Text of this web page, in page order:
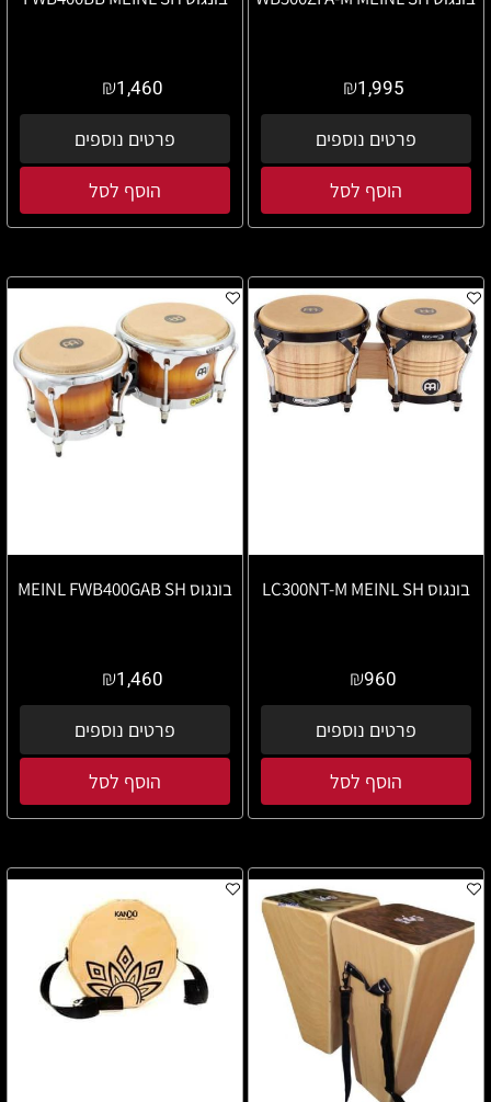
₪1,995
פרטים נוספים
הוסף לסל
₪1,460
פרטים נוספים
הוסף לסל
בונגוס LC300NT-M MEINL SH
₪960
פרטים נוספים
הוסף לסל
בונגוס MEINL FWB400GAB SH
₪1,460
פרטים נוספים
הוסף לסל